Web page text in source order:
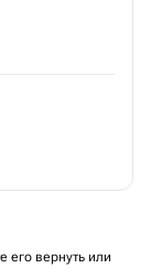
его вернуть или